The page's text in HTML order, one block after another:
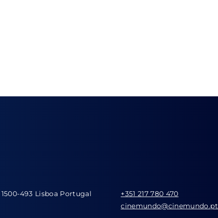
493 Lisboa Portugal
+351 217 780 470
cinemundo@cinemundo.pt